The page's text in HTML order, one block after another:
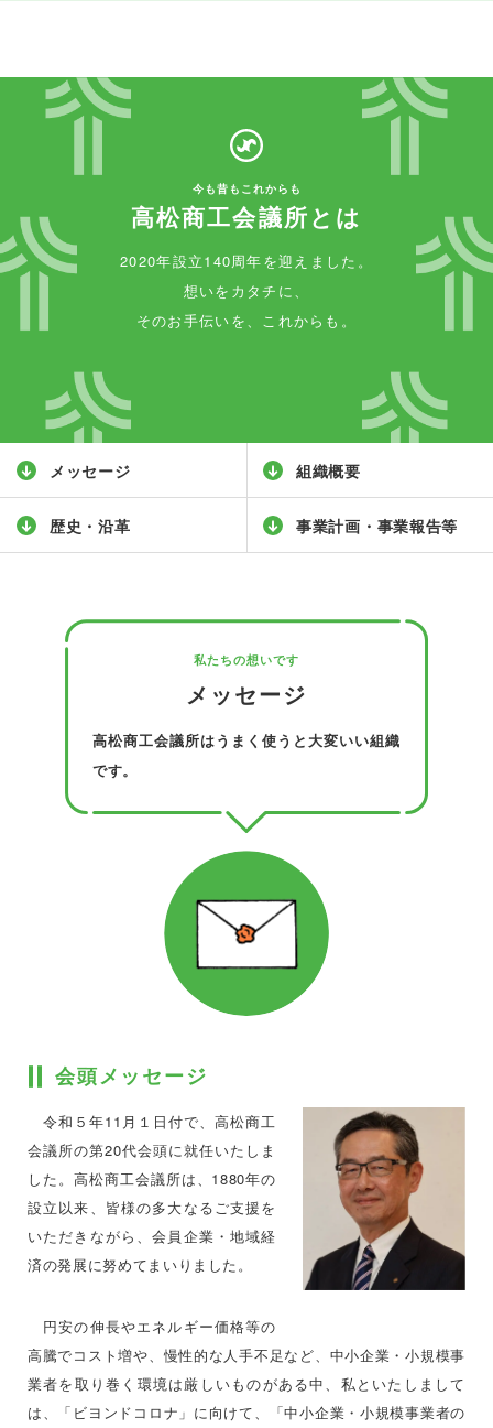
今も昔もこれからも
高松商工会議所とは
2020年設立140周年を迎えました。
想いをカタチに、
そのお手伝いを、これからも。
メッセージ 組織概要
歴史・沿革 事業計画・事業報告等
私たちの想いです
メッセージ
高松商工会議所はうまく使うと大変いい組織
です​。
会頭メッセージ
令和５年11月１日付で、高松商工
会議所の第20代会頭に就任いたしま
した。高松商工会議所は、1880年の
設立以来、皆様の多大なるご支援を
いただきながら、会員企業・地域経
済の発展に努めてまいりました。
円安の伸長やエネルギー価格等の
高騰でコスト増や、慢性的な人手不足など、中小企業・小規模事
業者を取り巻く環境は厳しいものがある中、私といたしまして
は、「ビヨンドコロナ」に向けて、「中小企業・小規模事業者の